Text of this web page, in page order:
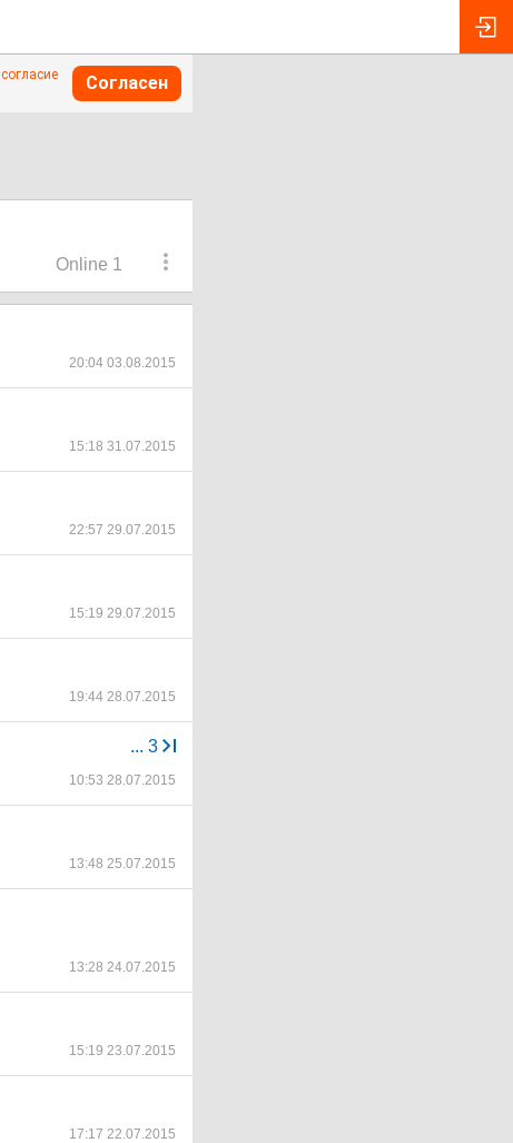
согласие
Согласен
Online 1
20:04 03.08.2015
15:18 31.07.2015
22:57 29.07.2015
15:19 29.07.2015
19:44 28.07.2015
... 3
10:53 28.07.2015
13:48 25.07.2015
13:28 24.07.2015
15:19 23.07.2015
17:17 22.07.2015